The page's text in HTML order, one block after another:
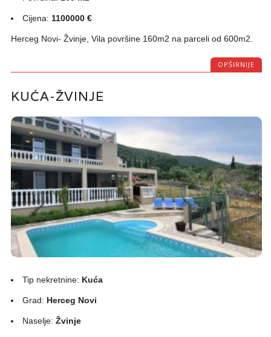
Cijena: 1100000 €
Herceg Novi- Žvinje, Vila površine 160m2 na parceli od 600m2.
OPŠIRNIJE
KUĆA-ŽVINJE
Tip nekretnine: Kuća
Grad: Herceg Novi
Naselje:Žvinje